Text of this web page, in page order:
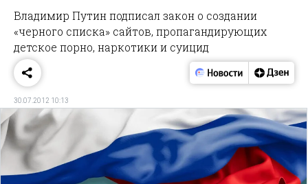
Владимир Путин подписал закон о создании
«черного списка» сайтов, пропагандирующих
детское порно, наркотики и суицид
30.07.2012 10:13